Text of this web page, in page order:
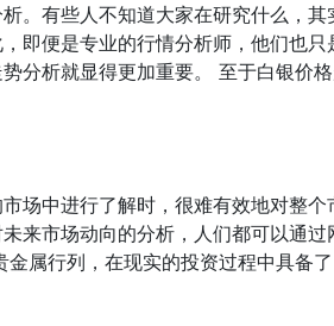
。有些人不知道大家在研究什么，其
即便是专业的行情分析师，他们也只
分析就显得更加重要。 至于白银价
场中进行了解时，很难有效地对整个
来市场动向的分析，人们都可以通过
属行列，在现实的投资过程中具备了